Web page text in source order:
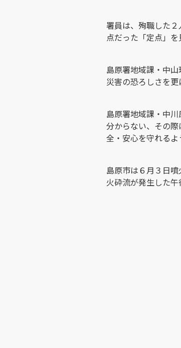
署員は、殉職した
点だった「定点」
島原署地域課・中
災害の恐ろしさを更
島原署地域課・中
分からない、その
全・安心を守れるよ
島原市は６月３日
火砕流が発生した午